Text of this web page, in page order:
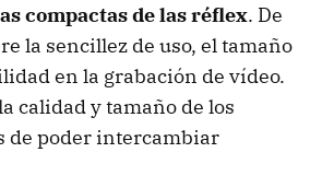
compactas de las réflex. De
la sencillez de uso, el tamaño
en la grabación de vídeo.
calidad y tamaño de los
de poder intercambiar